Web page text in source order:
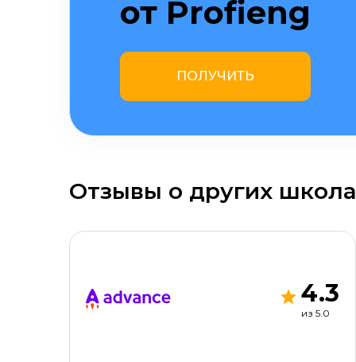
от Profieng
ПОЛУЧИТЬ
Отзывы о других
4.3
из 5.0